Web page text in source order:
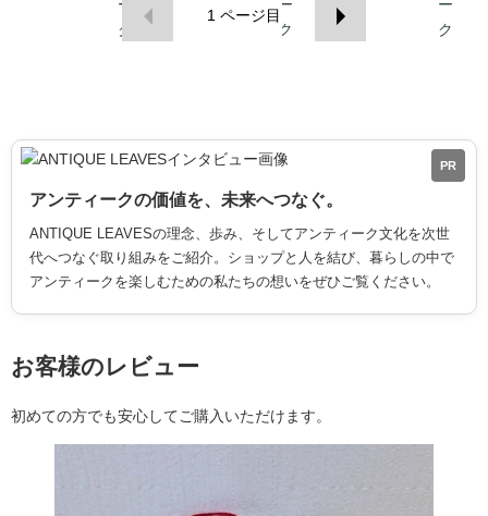
1 ページ目
PR
アンティークの価値を、未来へつなぐ。
ANTIQUE LEAVESの理念、歩み、そしてアンティーク文化を次世
代へつなぐ取り組みをご紹介。ショップと人を結び、暮らしの中で
アンティークを楽しむための私たちの想いをぜひご覧ください。
お客様のレビュー
初めての方でも安心してご購入いただけます。